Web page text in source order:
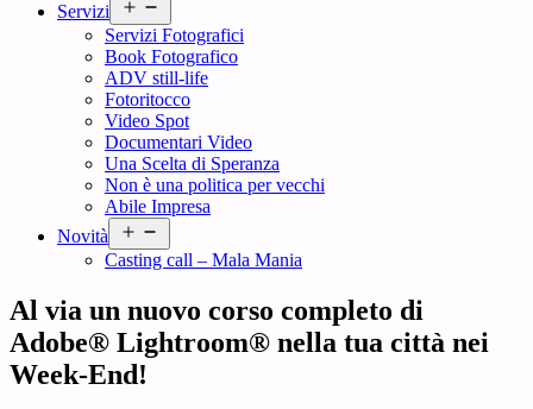
Servizi
menu
Servizi Fotografici
Book Fotografico
ADV still-life
Fotoritocco
Video Spot
Documentari Video
Una Scelta di Speranza
Non è una politica per vecchi
Abile Impresa
Novità
menu
Casting call – Mala Mania
Al via un nuovo corso completo di
Adobe® Lightroom® nella tua città nei
Week-End!